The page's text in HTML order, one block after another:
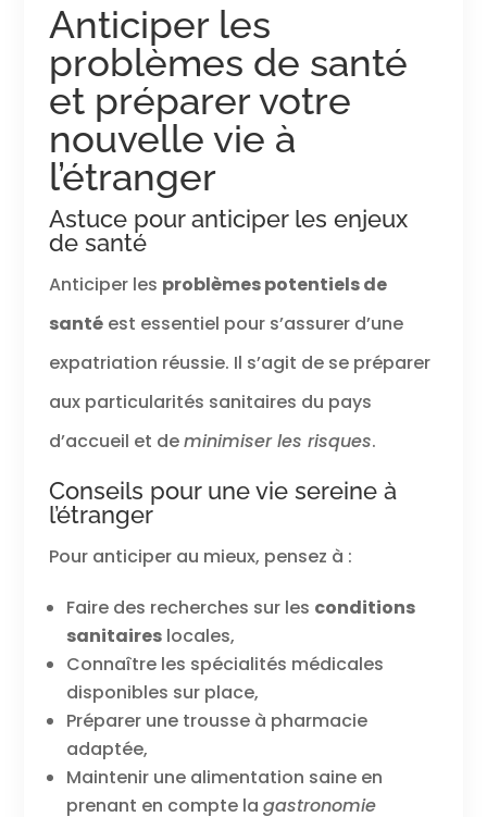
Anticiper les
problèmes de santé
et préparer votre
nouvelle vie à
l’étranger
Astuce pour anticiper les enjeux
de santé
Anticiper les problèmes potentiels de
santéest essentiel pour s’assurer d’une
expatriation réussie. Il s’agit de se préparer
aux particularités sanitaires du pays
d’accueil et deminimiser les risques.
Conseils pour une vie sereine à
l’étranger
Pour anticiper au mieux, pensez à :
Faire des recherches sur les conditions
sanitaireslocales,
Connaître les spécialités médicales
disponibles sur place,
Préparer une trousse à pharmacie
adaptée,
Maintenir une alimentation saine en
prenant en compte la gastronomie